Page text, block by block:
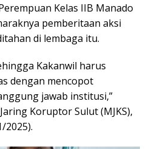
Kelas IIB Manado
pemberitaan aksi
di lembaga itu.
Kakanwil harus
dengan mencopot
jawab institusi,”
Koruptor Sulut (MJKS),
2025).